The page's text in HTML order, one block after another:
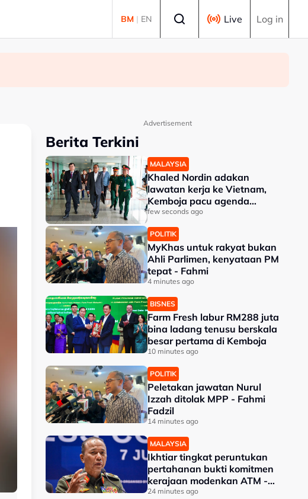
BM | EN Live Log in
Advertisement
Berita Terkini
MALAYSIA
Khaled Nordin adakan
lawatan kerja ke Vietnam,
Kemboja pacu agenda
pertahanan
few seconds ago
POLITIK
MyKhas untuk rakyat bukan
Ahli Parlimen, kenyataan PM
tepat - Fahmi
4 minutes ago
BISNES
Farm Fresh labur RM288 juta
bina ladang tenusu berskala
besar pertama di Kemboja
10 minutes ago
POLITIK
Peletakan jawatan Nurul
Izzah ditolak MPP - Fahmi
Fadzil
14 minutes ago
MALAYSIA
Ikhtiar tingkat peruntukan
pertahanan bukti komitmen
kerajaan modenkan ATM -
Panglima
24 minutes ago